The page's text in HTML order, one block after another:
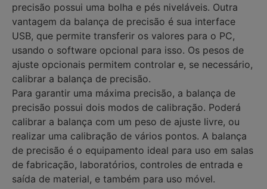
precisão possui uma bolha e pés niveláveis. Outra
vantagem da balança de precisão é sua interface
USB, que permite transferir os valores para o PC,
usando o software opcional para isso. Os pesos de
ajuste opcionais permitem controlar e, se necessário,
calibrar a balança de precisão.
Para garantir uma máxima precisão, a balança de
precisão possui dois modos de calibração. Poderá
calibrar a balança com um peso de ajuste livre, ou
realizar uma calibração de vários pontos. A balança
de precisão é o equipamento ideal para uso em salas
de fabricação, laboratórios, controles de entrada e
saída de material, e também para uso móvel.